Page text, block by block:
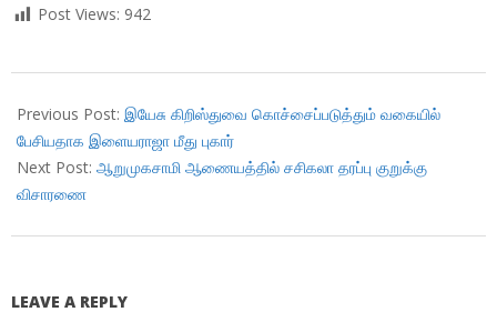
Post Views: 942
03-
28
Previous Post: இயேசு கிறிஸ்துவை கொச்சைப்படுத்தும் வகையில்
பேசியதாக இளையராஜா மீது புகார்
Next Post: ஆறுமுகசாமி ஆணையத்தில் சசிகலா தரப்பு குறுக்கு
விசாரணை
LEAVE A REPLY